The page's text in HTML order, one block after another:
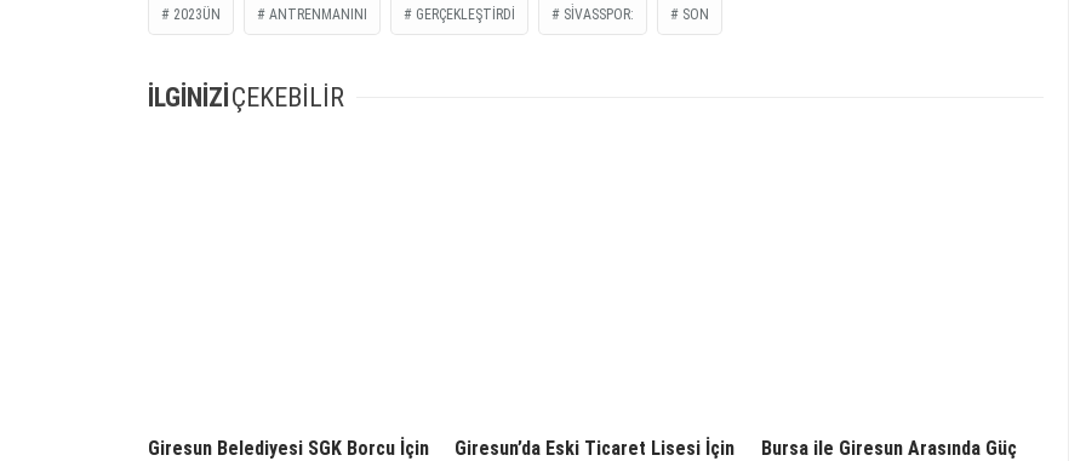
2023ÜN ANTRENMANINI GERÇEKLEŞTIRDI SİVASSPOR: SON
İLGİNİZİÇEKEBİLİR
Giresun Belediyesi SGK Borcu İçin
Giresun’da Eski Ticaret Lisesi İçin
Bursa ile Giresun Arasında Güç